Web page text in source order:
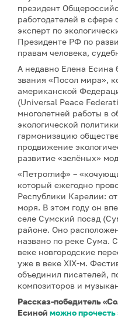
президент
работодателей в
эксперт по
Президенте РФ по
правам человека,
А недавно Елена Есина
звания «Посол мира»,
американской
(Universal Peace
многолетней работы в
экологической
гармонизацию
продвижение
развитие «зелёных»
«Петроглиф» –
который ежегодно
Республики Карелии:
моря. В этом году он
селе Сумский посад
районе. Оно
названо по реке Сума.
веке новгородские
уже в веке XIX-м.
объединил писателей,
композиторов и
Рассказ-победитель
Есиной можно прочесть